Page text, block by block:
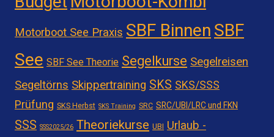
Motorboot See Praxis SBF Binnen SBF
See SBF See Theorie Segelkurse Segelreisen
Segeltörns Skippertraining SKS SKS/SSS
Prüfung SKS Herbst SKS Training SRC SRC/UBI/LRC und FKN
SSS SSS2025/26 Theoriekurse UBI Urlaub -